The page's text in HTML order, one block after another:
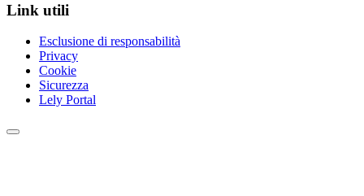
Link utili
Esclusione di responsabilità
Privacy
Cookie
Sicurezza
Lely Portal